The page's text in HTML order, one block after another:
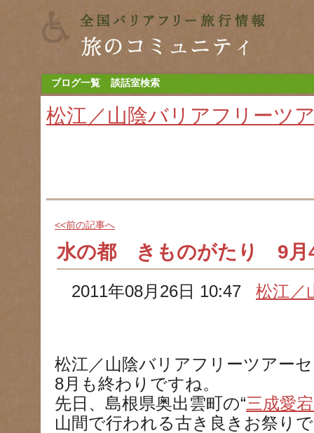
ブログ一覧 談話室検索
松江／山陰バリアフリーツ
<<前の記事へ
水の都 きものがたり 9月
2011年08月26日 10:47松江／
松江／山陰バリアフリーツアー
8月も終わりですね。
先日、島根県奥出雲町の“三成愛
山間で行われる古き良きお祭り